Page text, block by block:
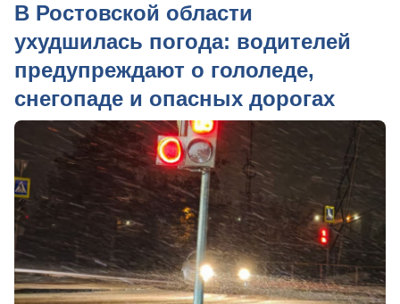
В Ростовской области
ухудшилась погода: водителей
предупреждают о гололеде,
снегопаде и опасных дорогах